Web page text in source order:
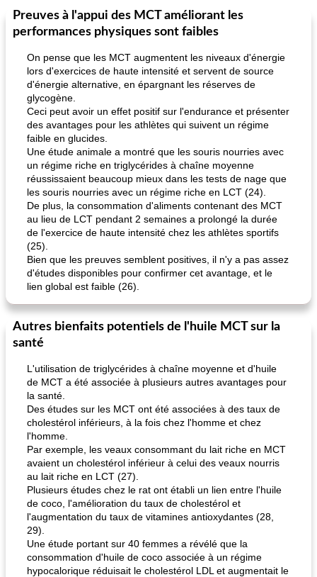
Preuves à l'appui des MCT améliorant les
performances physiques sont faibles
On pense que les MCT augmentent les niveaux d'énergie
lors d'exercices de haute intensité et servent de source
d'énergie alternative, en épargnant les réserves de
glycogène.
Ceci peut avoir un effet positif sur l'endurance et présenter
des avantages pour les athlètes qui suivent un régime
faible en glucides.
Une étude animale a montré que les souris nourries avec
un régime riche en triglycérides à chaîne moyenne
réussissaient beaucoup mieux dans les tests de nage que
les souris nourries avec un régime riche en LCT (24).
De plus, la consommation d'aliments contenant des MCT
au lieu de LCT pendant 2 semaines a prolongé la durée
de l'exercice de haute intensité chez les athlètes sportifs
(25).
Bien que les preuves semblent positives, il n'y a pas assez
d'études disponibles pour confirmer cet avantage, et le
lien global est faible (26).
Autres bienfaits potentiels de l'huile MCT sur la
santé
L'utilisation de triglycérides à chaîne moyenne et d'huile
de MCT a été associée à plusieurs autres avantages pour
la santé.
Des études sur les MCT ont été associées à des taux de
cholestérol inférieurs, à la fois chez l'homme et chez
l'homme.
Par exemple, les veaux consommant du lait riche en MCT
avaient un cholestérol inférieur à celui des veaux nourris
au lait riche en LCT (27).
Plusieurs études chez le rat ont établi un lien entre l'huile
de coco, l'amélioration du taux de cholestérol et
l'augmentation du taux de vitamines antioxydantes (28,
29).
Une étude portant sur 40 femmes a révélé que la
consommation d'huile de coco associée à un régime
hypocalorique réduisait le cholestérol LDL et augmentait le